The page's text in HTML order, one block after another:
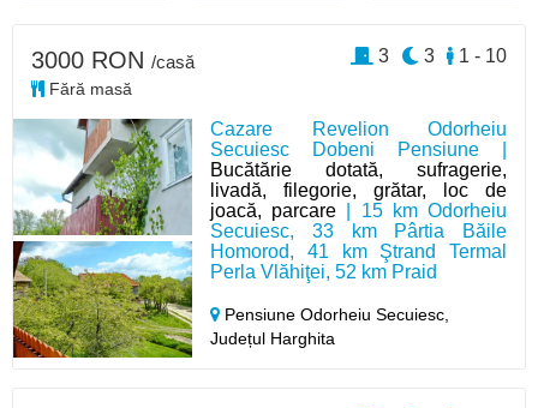
Cazare Revelion Odorheiu
Secuiesc Dobeni Pensiune |
Bucătărie dotată, sufragerie,
livadă, filegorie, grătar, loc de
joacă, parcare | 15 km Odorheiu
Secuiesc, 33 km Pârtia Băile
Homorod, 41 km Ştrand Termal
Perla Vlăhiţei, 52 km Praid
Pensiune Odorheiu Secuiesc,
Județul Harghita
3000 RON /casă
Fără masă
1 - 10
3
3